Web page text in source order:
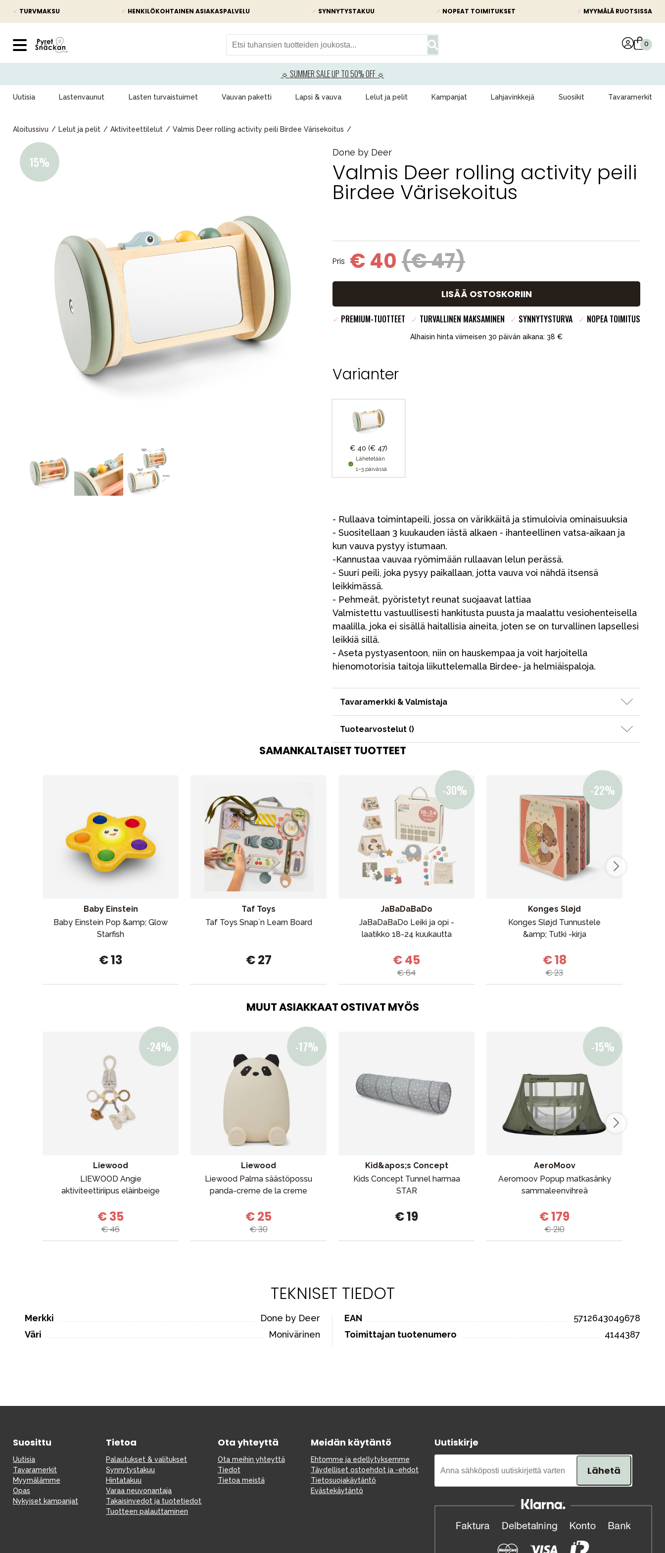
✓ TURVMAKSU ✓ HENKILÖKOHTAINEN ASIAKASPALVELU ✓ SYNNYTYSTAKUU ✓ NOPEAT TOIMITUKSET ✓ MYYMÄLÄ RUOTSISSA
☼ SUMMER SALE UP TO 50% OFF ☼
Uutisia Lastenvaunut Lasten turvaistuimet Vauvan paketti Lapsi & vauva Lelut ja pelit Kampanjat Lahjavinkkejä Suosikit Tavaramerkit
Aloitussivu Lelut ja pelit Aktiviteettilelut Valmis Deer rolling activity peili Birdee Värisekoitus
Done by Deer
Valmis Deer rolling activity peili
Birdee Värisekoitus
Pris € 40 (€ 47)
LISÄÄ OSTOSKORIIN
✓ PREMIUM-TUOTTEET ✓ TURVALLINEN MAKSAMINEN ✓ SYNNYTYSTURVA ✓ NOPEA TOIMITUS
Alhaisin hinta viimeisen 30 päivän aikana: 38 €
Varianter
€ 40 (€ 47)
Lähetetään
1–3 päivässä
- Rullaava toimintapeili, jossa on värikkäitä ja stimuloivia ominaisuuksia
- Suositellaan 3 kuukauden iästä alkaen - ihanteellinen vatsa-aikaan ja
kun vauva pystyy istumaan.
-Kannustaa vauvaa ryömimään rullaavan lelun perässä.
- Suuri peili, joka pysyy paikallaan, jotta vauva voi nähdä itsensä
leikkimässä.
- Pehmeät, pyöristetyt reunat suojaavat lattiaa
Valmistettu vastuullisesti hankitusta puusta ja maalattu vesiohenteisella
maalilla, joka ei sisällä haitallisia aineita, joten se on turvallinen lapsellesi
leikkiä sillä.
- Aseta pystyasentoon, niin on hauskempaa ja voit harjoitella
hienomotorisia taitoja liikuttelemalla Birdee- ja helmiäispaloja.
Tavaramerkki & Valmistaja
Tuotearvostelut ()
SAMANKALTAISET TUOTTEET
Baby Einstein
Baby Einstein Pop &amp; Glow
Starfish
€ 13
Taf Toys
Taf Toys Snap`n Learn Board
€ 27
JaBaDaBaDo
JaBaDaBaDo Leiki ja opi -
laatikko 18-24 kuukautta
€ 45
€ 64
Konges Sløjd
Konges Sløjd Tunnustele
&amp; Tutki -kirja
€ 18
€ 23
MUUT ASIAKKAAT OSTIVAT MYÖS
Liewood
LIEWOOD Angie
aktiviteettiriipus eläinbeige
€ 35
€ 46
Liewood
Liewood Palma säästöpossu
panda-creme de la creme
€ 25
€ 30
Kid&apos;s Concept
Kids Concept Tunnel harmaa
STAR
€ 19
AeroMoov
Aeromoov Popup matkasänky
sammaleenvihreä
€ 179
€ 210
TEKNISET TIEDOT
Merkki
Done by Deer
Väri
Monivärinen
EAN
5712643049678
Toimittajan tuotenumero
4144387
Suosittu
Uutisia
Tavaramerkit
Myymälämme
Opas
Nykyiset kampanjat
Tietoa
Palautukset & valitukset
Synnytystakuu
Hintatakuu
Varaa neuvonantaja
Takaisinvedot ja tuotetiedot
Tuotteen palauttaminen
Ota yhteyttä
Ota meihin yhteyttä
Tiedot
Tietoa meistä
Meidän käytäntö
Ehtomme ja edellytyksemme
Täydelliset ostoehdot ja -ehdot
Tietosuojakäytäntö
Evästekäytäntö
Uutiskirje
Lähetä
Lelut ja pelit
Äiti & Isä
Huonekalut & vuodevaatteet
Tavaramerkit
Outlet Opas Ota meihin yhteyttä osoitteessa